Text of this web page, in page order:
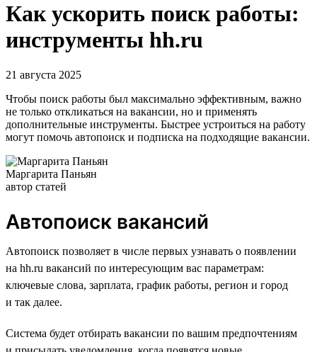
Как ускорить поиск работы:
инструменты hh.ru
21 августа 2025
Чтобы поиск работы был максимально эффективным, важно
не только откликаться на вакансии, но и применять
дополнительные инструменты. Быстрее устроиться на работу
могут помочь автопоиск и подписка на подходящие вакансии.
Маргарита Паньян
автор статей
Автопоиск вакансий
Автопоиск позволяет в числе первых узнавать о появлении
на hh.ru вакансий по интересующим вас параметрам:
ключевые слова, зарплата, график работы, регион и город
и так далее.
Система будет отбирать вакансии по вашим предпочтениям